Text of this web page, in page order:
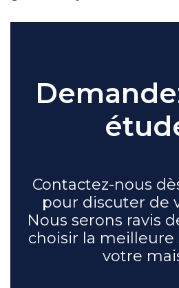
Contactez-nous
pour discuter de
Nous serons ravis
choisir la
votre